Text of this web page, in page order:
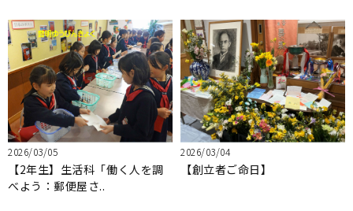
2026/03/05
【2年生】生活科「働く人を調
べよう：郵便屋さ..
2026/03/04
【創立者ご命日】